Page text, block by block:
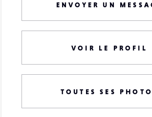
ENVOYER UN
VOIR LE PROFIL
TOUTES SES